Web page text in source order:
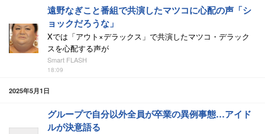
遠野なぎこと番組で共演したマツコに心配の声「シ
ョックだろうな」
Xでは「アウト×デラックス」で共演したマツコ・デラック
スを心配する声が
Smart FLASH
18:09
2025年5月1日
グループで自分以外全員が卒業の異例事態…アイド
ルが決意語る